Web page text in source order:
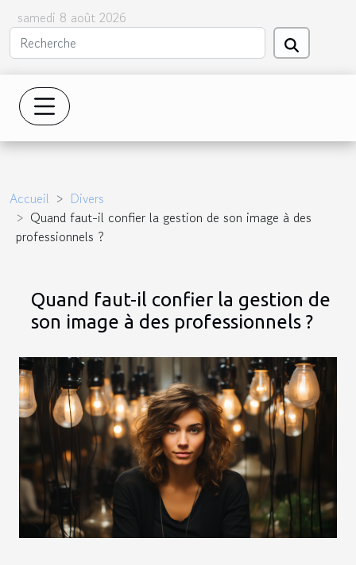
samedi 8 août 2026
Accueil
Divers
Quand faut-il confier la gestion de son image à des
professionnels ?
Quand faut-il confier la gestion de
son image à des professionnels ?